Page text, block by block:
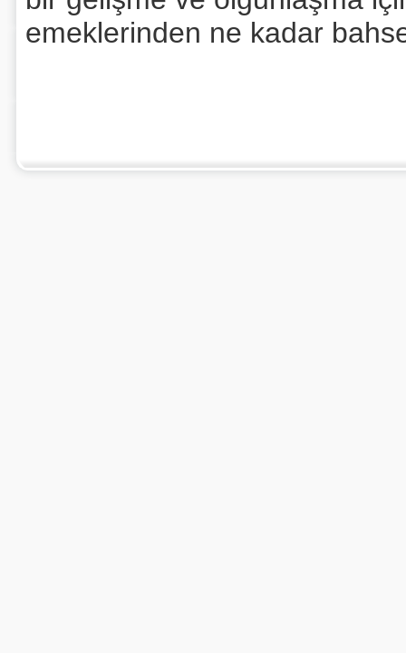
emeklerinden ne kadar